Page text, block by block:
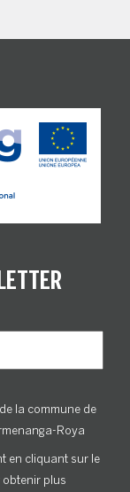
la commune de
Roya
en cliquant sur le
obtenir plus